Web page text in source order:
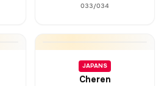
033/034
JAPANS
Cheren